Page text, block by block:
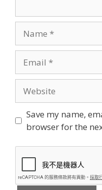
Save my name,
browser for the